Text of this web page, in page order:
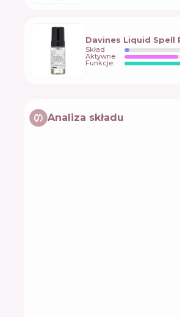
Davines Liquid
Skład
Aktywne
Funkcje
Analiza składu